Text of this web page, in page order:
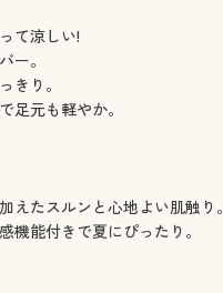
て涼しい!
ー。
きり。
足元も軽やか。
えたスルンと心地よい肌触り。
機能付きで夏にぴったり。